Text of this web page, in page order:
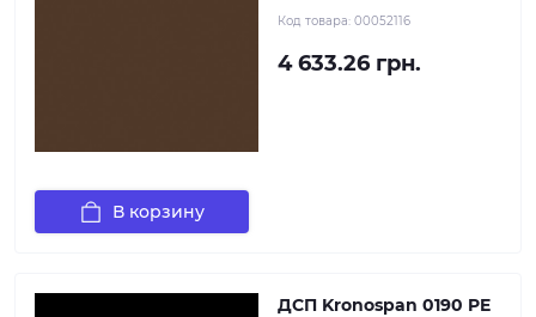
Код товара: 00052116
4 633.26 грн.
В корзину
ДСП Kronospan 0190 PE